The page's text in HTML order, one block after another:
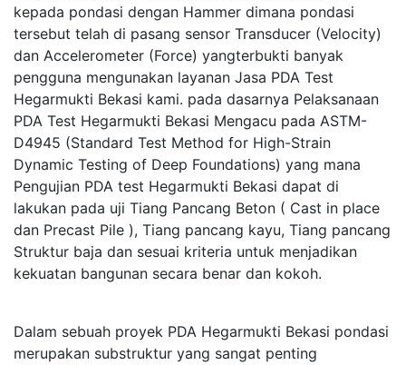
kepada pondasi dengan Hammer dimana pondasi
tersebut telah di pasang sensor Transducer (Velocity)
dan Accelerometer (Force) yangterbukti banyak
pengguna mengunakan layanan Jasa PDA Test
Hegarmukti Bekasi kami. pada dasarnya Pelaksanaan
PDA Test Hegarmukti Bekasi Mengacu pada ASTM-
D4945 (Standard Test Method for High-Strain
Dynamic Testing of Deep Foundations) yang mana
Pengujian PDA test Hegarmukti Bekasi dapat di
lakukan pada uji Tiang Pancang Beton ( Cast in place
dan Precast Pile ), Tiang pancang kayu, Tiang pancang
Struktur baja dan sesuai kriteria untuk menjadikan
kekuatan bangunan secara benar dan kokoh.
Dalam sebuah proyek PDA Hegarmukti Bekasi pondasi
merupakan substruktur yang sangat penting